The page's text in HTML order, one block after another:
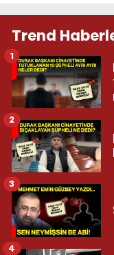
Trend
1
2
3
4